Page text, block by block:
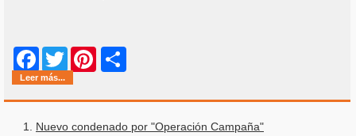
Facebook
Twitter Pinterest
Leer más...
Nuevo condenado por "Operación Campaña"